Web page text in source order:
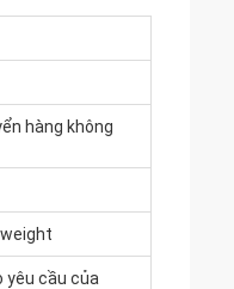
hàng không
yêu cầu của